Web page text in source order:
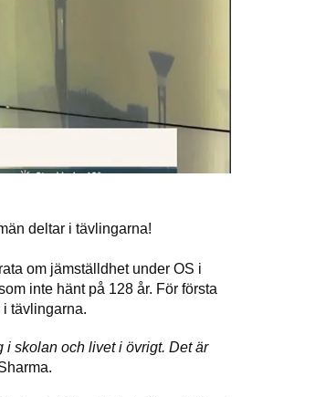
deltar i tävlingarna!
om jämställdhet under OS i
inte hänt på 128 år. För första
tävlingarna.
i skolan och livet i övrigt. Det är